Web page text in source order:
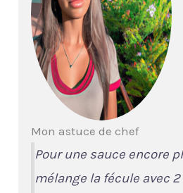
Mon astuce de chef
Pour une sauce encore
mélange la fécule avec